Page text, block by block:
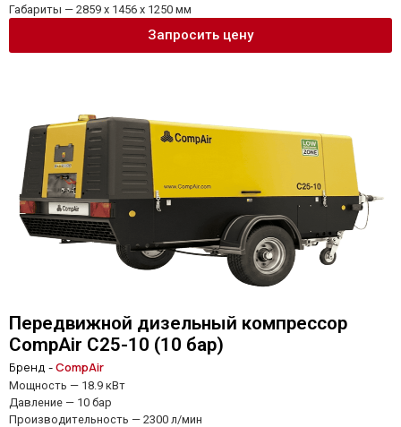
Габариты — 2859 x 1456 x 1250 мм
Запросить цену
Передвижной дизельный компрессор
CompAir C25-10 (10 бар)
Бренд -CompAir
Мощность — 18.9 кВт
Давление — 10 бар
Производительность — 2300 л/мин